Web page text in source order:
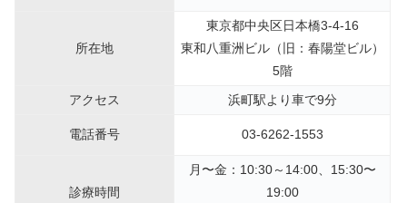
所在地
東京都中央区日本橋3-4-16
東和八重洲ビル（旧：春陽堂ビル）
5階
アクセス
浜町駅より車で9分
電話番号 03-6262-1553
診療時間
月〜金：10:30～14:00、15:30〜
19:00